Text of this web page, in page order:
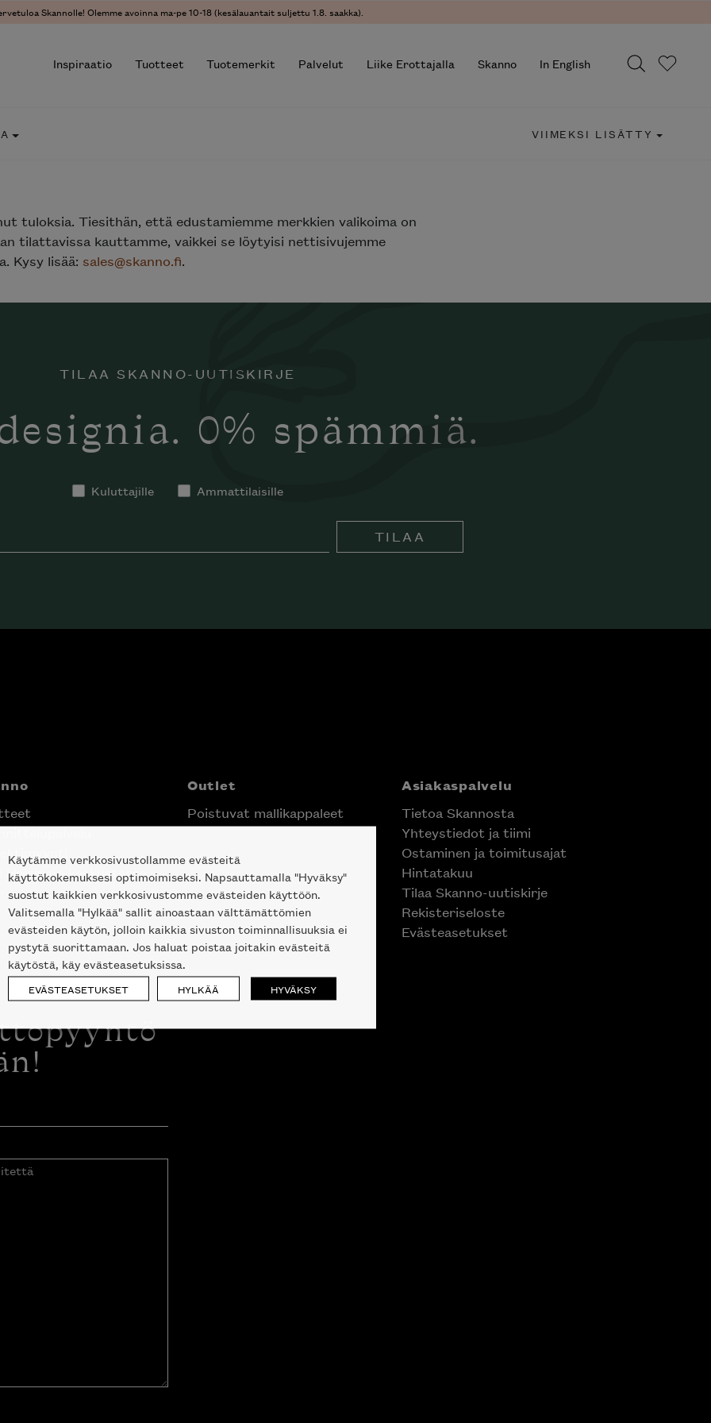
Skannolle! Olemme avoinna ma-pe 10-18 (kesälauantait suljettu 1.8. saakka).
Inspiraatio Tuotteet Tuotemerkit Palvelut Liike Erottajalla Skanno In English
VIIMEKSI LISÄTTY
tuloksia. Tiesithän, että edustamiemme merkkien valikoima on
tilattavissa kauttamme, vaikkei se löytyisi nettisivujemme
Kysy lisää: sales@skanno.fi.
TILAA SKANNO-UUTISKIRJE
0% spämmiä.
Kuluttajille Ammattilaisille
TILAA
Helsingin keskustassa
Outlet
Poistuvat mallikappaleet
Asiakaspalvelu
Tietoa Skannosta
Yhteystiedot ja tiimi
Ostaminen ja toimitusajat
Hintatakuu
Tilaa Skanno-uutiskirje
Rekisteriseloste
Evästeasetukset
Käytämme verkkosivustollamme evästeitä
käyttökokemuksesi optimoimiseksi. Napsauttamalla "Hyväksy"
suostut kaikkien verkkosivustomme evästeiden käyttöön.
Valitsemalla "Hylkää" sallit ainoastaan välttämättömien
evästeiden käytön, jolloin kaikkia sivuston toiminnallisuuksia ei
pystytä suorittamaan. Jos haluat poistaa joitakin evästeitä
käytöstä, käy evästeasetuksissa.
EVÄSTEASETUKSET HYLKÄÄ HYVÄKSY